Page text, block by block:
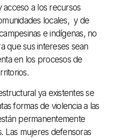
acceso a los recursos
locales, y de
e indígenas, no
que sus intereses sean
en los procesos de
ya existentes se
formas de violencia a las
permanentemente
Las mujeres defensoras